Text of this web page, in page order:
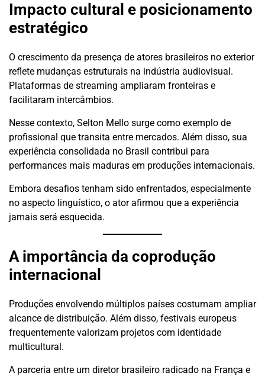
Impacto cultural e posicionamento
estratégico
O crescimento da presença de atores brasileiros no exterior
reflete mudanças estruturais na indústria audiovisual.
Plataformas de streaming ampliaram fronteiras e
facilitaram intercâmbios.
Nesse contexto, Selton Mello surge como exemplo de
profissional que transita entre mercados. Além disso, sua
experiência consolidada no Brasil contribui para
performances mais maduras em produções internacionais.
Embora desafios tenham sido enfrentados, especialmente
no aspecto linguístico, o ator afirmou que a experiência
jamais será esquecida.
A importância da coprodução
internacional
Produções envolvendo múltiplos países costumam ampliar
alcance de distribuição. Além disso, festivais europeus
frequentemente valorizam projetos com identidade
multicultural.
A parceria entre um diretor brasileiro radicado na França e